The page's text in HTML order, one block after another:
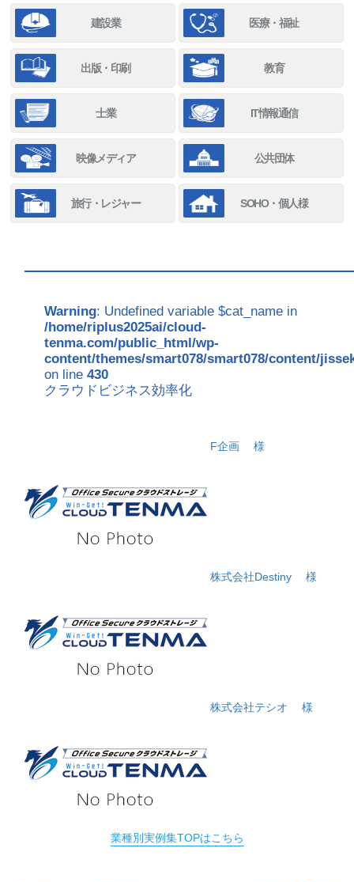
建設業 医療・福祉
出版・印刷 教育
士業 IT情報通信
映像メディア 公共団体
旅行・レジャー SOHO・個人様
Warning: Undefined variable $cat_name in
/home/riplus2025ai/cloud-
tenma.com/public_html/wp-
content/themes/smart078/smart078/content/
on line430
クラウドビジネス効率化
F企画 様
株式会社Destiny 様
株式会社テシオ 様
業種別実例集TOPはこちら